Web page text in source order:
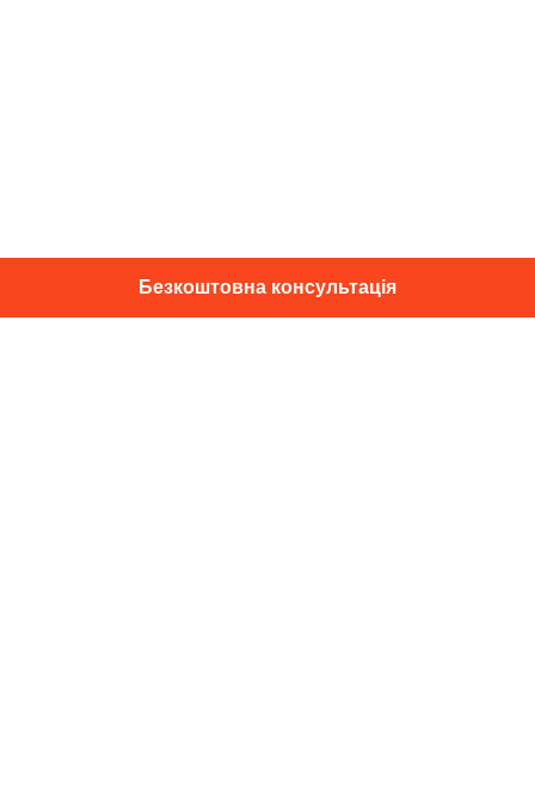
Безкоштовна консультація